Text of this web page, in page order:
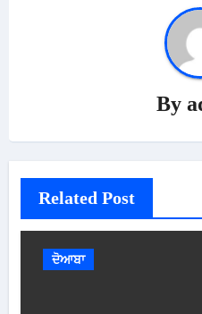
By
Related Post
ਦੋਆਬਾ